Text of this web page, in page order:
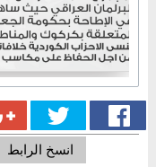
انسخ الرابط